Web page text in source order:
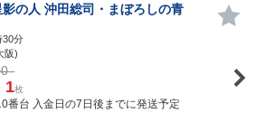
影の人 沖田総司・まぼろしの青
30分
阪)
1枚
番台 入金日の7日後までに発送予定